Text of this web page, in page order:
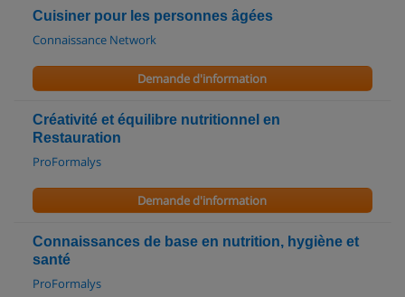
Cuisiner pour les personnes âgées
Connaissance Network
Demande d'information
Créativité et équilibre nutritionnel en
Restauration
ProFormalys
Demande d'information
Connaissances de base en nutrition, hygiène et
santé
ProFormalys